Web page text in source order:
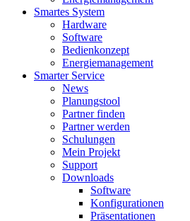
Smartes System
Hardware
Software
Bedienkonzept
Energiemanagement
Smarter Service
News
Planungstool
Partner finden
Partner werden
Schulungen
Mein Projekt
Support
Downloads
Software
Konfigurationen
Präsentationen